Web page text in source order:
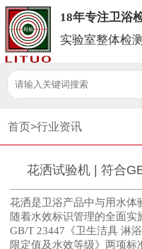
18年专注卫浴
实验室整体检
首页>行业资讯
花洒试验机 | 符合
花洒是卫浴产品中与用水体
随着水效标识管理的全面
GB/T 23447《卫生洁具 淋
限定值及水效等级》两项标